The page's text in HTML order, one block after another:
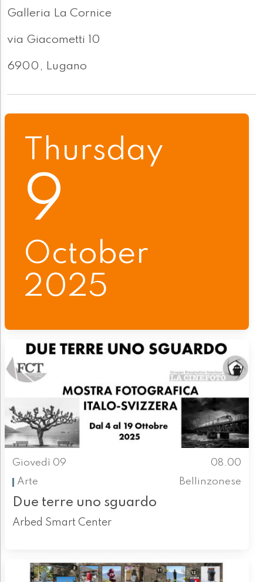
Galleria La Cornice
via Giacometti 10
6900, Lugano
Thursday
9
October
2025
Giovedì 09
08.00
Arte
Bellinzonese
Due terre uno sguardo
Arbed Smart Center